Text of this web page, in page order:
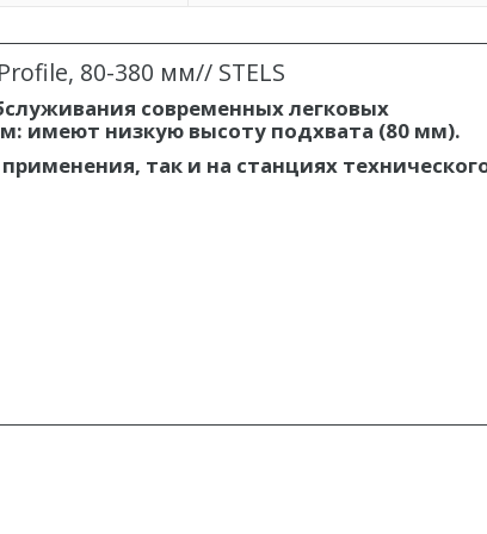
80-380 мм// STELS
современных легковых
имеют низкую высоту подхвата (80 мм).
так и на станциях